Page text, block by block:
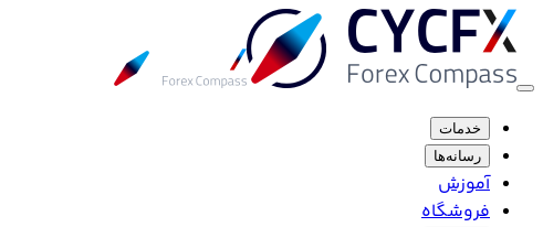
خدمات
رسانه‌ها
آموزش
فروشگاه